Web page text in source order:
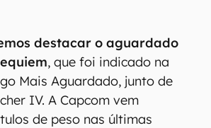
destacar o aguardado
, que foi indicado na
Mais Aguardado, junto de
IV. A Capcom vem
de peso nas últimas